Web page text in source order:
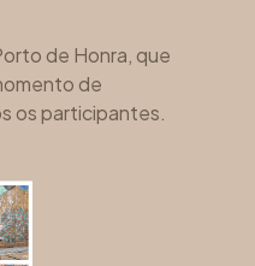
de Honra, que
de
os participantes.